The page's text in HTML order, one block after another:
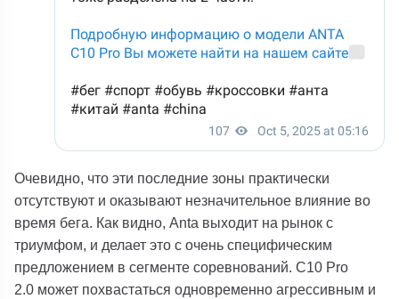
Очевидно, что эти последние зоны практически
отсутствуют и оказывают незначительное влияние во
время бега. Как видно,Anta выходит на рынок с
триумфом, и делает это с очень специфическим
предложением в сегменте соревнований.C10 Pro
2.0 может похвастаться одновременно агрессивным и